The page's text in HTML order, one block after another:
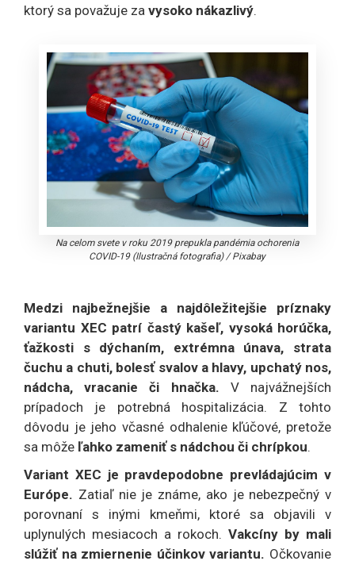
ktorý sa považuje za vysoko nákazlivý.
Na celom svete v roku 2019 prepukla pandémia ochorenia
COVID-19 (Ilustračná fotografia)/Pixabay
Medzi najbežnejšie a najdôležitejšie príznaky
variantu XEC patrí častý kašeľ, vysoká horúčka,
ťažkosti s dýchaním, extrémna únava, strata
čuchu a chuti, bolesť svalov a hlavy, upchatý nos,
nádcha, vracanie či hnačka. V najvážnejších
prípadoch je potrebná hospitalizácia. Z tohto
dôvodu je jeho včasné odhalenie kľúčové, pretože
sa môže ľahko zameniť s nádchou či chrípkou.
Variant XEC je pravdepodobne prevládajúcim v
Európe. Zatiaľ nie je známe, ako je nebezpečný v
porovnaní s inými kmeňmi, ktoré sa objavili v
uplynulých mesiacoch a rokoch. Vakcíny by mali
slúžiť na zmiernenie účinkov variantu. Očkovanie